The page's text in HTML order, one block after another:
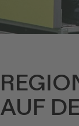
AUF